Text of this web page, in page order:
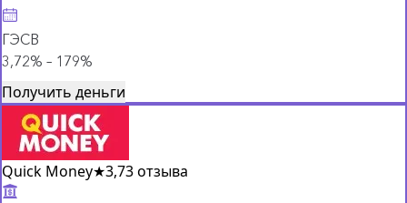
ГЭСВ
3,72% – 179%
Получить деньги
Quick Money★3,73 отзыва